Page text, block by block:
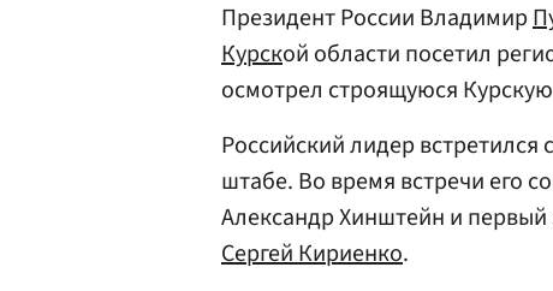
Президент России Владимир
Курской области посетил
осмотрел строящуюся
Российский лидер
штабе. Во время встречи его
Александр Хинштейн и первый
Сергей Кириенко.